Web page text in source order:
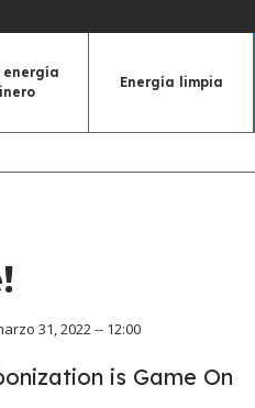
energía
Energía limpia
31, 2022 -- 12:00
is Game On